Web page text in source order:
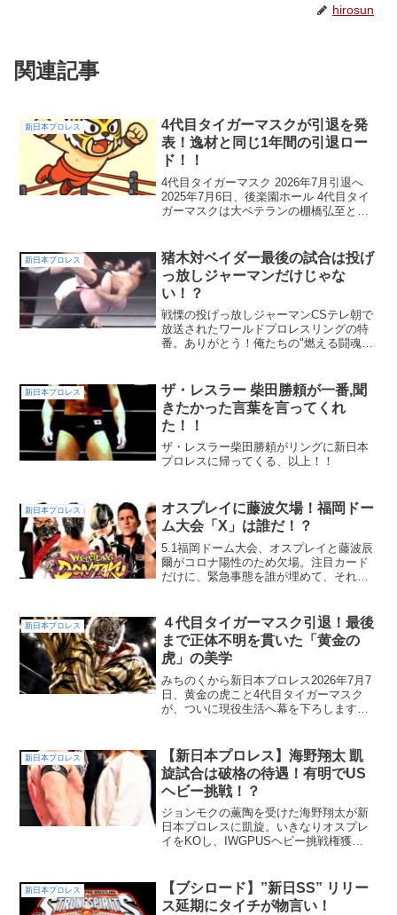
hirosun
関連記事
新日本プロレス
4代目タイガーマスクが引退を発
表！逸材と同じ1年間の引退ロー
ド！！
4代目タイガーマスク 2026年7月引退へ
2025年7月6日、後楽園ホール 4代目タイ
ガーマスクは大ベテランの棚橋弘至とシ
決断ではなく長年にわたり、団体の中で
燻り続け...
新日本プロレス
猪木対ベイダー最後の試合は投げ
っ放しジャーマンだけじゃな
い！？
戦慄の投げっ放しジャーマンCSテレ朝で
放送されたワールドプロレスリングの特
番。ありがとう！俺たちの"燃える闘魂"
で行われた、アントニオ猪木対ビックバ
ン・ベイダーの...
新日本プロレス
ザ・レスラー 柴田勝頼が一番,聞
きたかった言葉を言ってくれ
た！！
ザ・レスラー柴田勝頼がリングに新日本
プロレスに帰ってくる、以上！！
新日本プロレス
オスプレイに藤波欠場！福岡ドー
ム大会「X」は誰だ！？
5.1福岡ドーム大会、オスプレイと藤波辰
爾がコロナ陽性のため欠場。注目カード
だけに、緊急事態を誰が埋めて、それ以
新日本プロレス
４代目タイガーマスク引退！最後
まで正体不明を貫いた「黄金の
虎」の美学
みちのくから新日本プロレス2026年7月7
日、黄金の虎こと4代目タイガーマスク
が、ついに現役生活へ幕を下ろします。
の時代の終わりと言っても過言ではあり
ません。4代目タ...
新日本プロレス
【新日本プロレス】海野翔太 凱
旋試合は破格の待遇！有明でUS
ヘビー挑戦！？
ジョンモクの薫陶を受けた海野翔太が新
日本プロレスに凱旋。いきなりオスプレ
イをKOし、IWGPUSヘビー挑戦権獲
新日本プロレス
【ブシロード】”新日SS” リリー
ス延期にタイチが物言い！